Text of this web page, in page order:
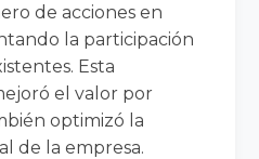
de acciones en
la participación
Esta
el valor por
optimizó la
de la empresa.